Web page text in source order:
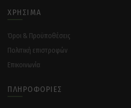
ΧΡΉΣΙΜΑ
Όροι & Προϋποθέσεις
Πολιτική επιστροφών
Επικοινωνία
ΠΛΗΡΟΦΟΡΊΕΣ